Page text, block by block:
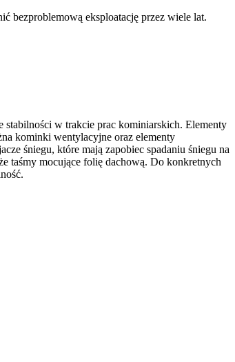
bezproblemową eksploatację przez wiele lat.
w trakcie prac kominiarskich. Elementy
kominki wentylacyjne oraz elementy
śniegu, które mają zapobiec spadaniu śniegu na
taśmy mocujące folię dachową. Do konkretnych